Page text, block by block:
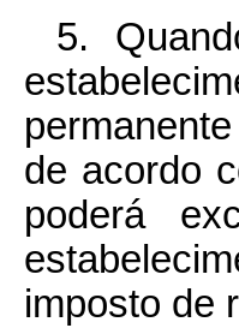
5.
de acordo
poderá
imposto de